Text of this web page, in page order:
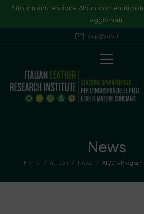
Sito in manutenzione. Alcuni contenuti
aggiornati.
ssip@ssip.it
News
Home / Articoli / News / AICC –